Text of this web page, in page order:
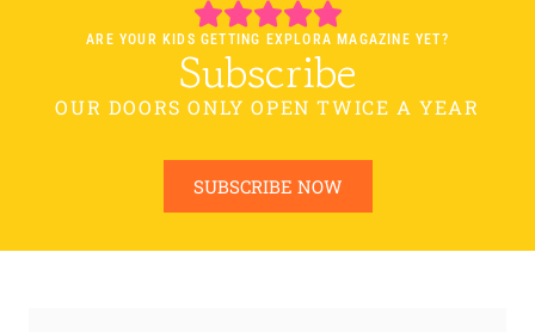
ARE YOUR KIDS GETTING EXPLORA MAGAZINE YET?
Subscribe
OUR DOORS ONLY OPEN TWICE A YEAR
SUBSCRIBE NOW